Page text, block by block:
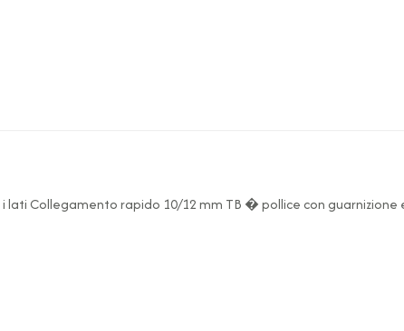
Collegamento rapido 10/12 mm TB � pollice con guarnizione